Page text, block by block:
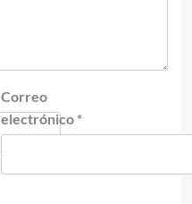
Correo
electrónico *